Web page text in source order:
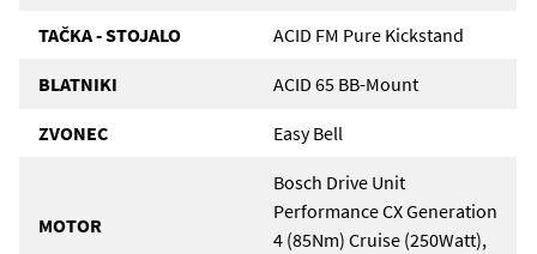
TAČKA - STOJALO ACID FM Pure Kickstand
BLATNIKI ACID 65 BB-Mount
ZVONEC Easy Bell
MOTOR
Bosch Drive Unit
Performance CX Generation
4 (85Nm) Cruise (250Watt),